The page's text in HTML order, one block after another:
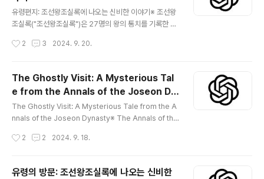
ne of the most i..
유령편지: 조선왕조실록에 나오는 신비한 이야기※ 조선왕
조실록("조선왕조실록")은 27명의 왕의 통치를 기록한 5
왕의 칙령, 전쟁, 정치 사건에 대한 이러한 공식적인 기록
세기 동안 역사가들을 당황하게 만든 사건인 유령의 편지
에 대한 이야기입니다. 중종 통치 기간에 기록된 이 이상한
사건은 연대기에서 가장 수수께끼 같은 항목 중 하나로 남
아 있으며, 이것이 정치적 계략인지, 초자연적 사건인지, 아
중종(재위 1506~1544)은 조선의 11대 왕으로 한국 역사
2 3 2024. 9. 20.
The Ghostly Visit: A Mysterious Tal
e from the Annals of the Joseon Dy
nasty
The Ghostly Visit: A Mysterious Tale from the A
nnals of the Joseon Dynasty※ The Annals of the
monumental collection of historical records, ca
gning dynasty. Spanning over five centuries, the
se annals offer an extraordinary look at the polit
2 2 2024. 9. 18.
유령의 방문: 조선왕조실록에 나오는 신비한